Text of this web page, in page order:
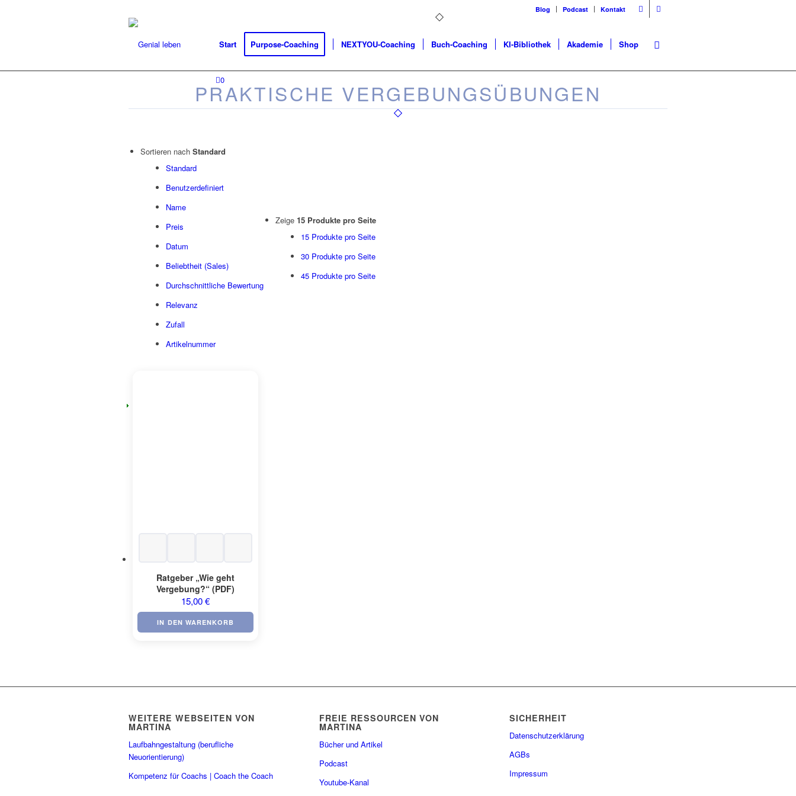
Blog Podcast Kontakt
Start Purpose-Coaching NEXTYOU-Coaching Buch-Coaching KI-Bibliothek Akademie Shop
0
PRAKTISCHE VERGEBUNGSÜBUNGEN
Sortieren nach Standard
Standard
Benutzerdefiniert
Name
Preis
Datum
Beliebtheit (Sales)
Durchschnittliche Bewertung
Relevanz
Zufall
Artikelnummer
Zeige 15 Produkte pro Seite
15 Produkte pro Seite
30 Produkte pro Seite
45 Produkte pro Seite
Ratgeber „Wie geht
Vergebung?“ (PDF)
15,00€
IN DEN WARENKORB
WEITERE WEBSEITEN VON
MARTINA
Laufbahngestaltung (berufliche
Neuorientierung)
Kompetenz für Coachs | Coach the Coach
FREIE RESSOURCEN VON
MARTINA
Bücher und Artikel
Podcast
Youtube-Kanal
SICHERHEIT
Datenschutzerklärung
AGBs
Impressum